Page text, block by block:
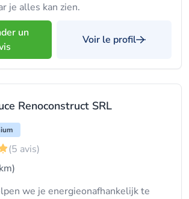
je alles kan zien.
un
Voir le profil
Renoconstruct SRL
(5 avis)
we je energieonafhankelijk te